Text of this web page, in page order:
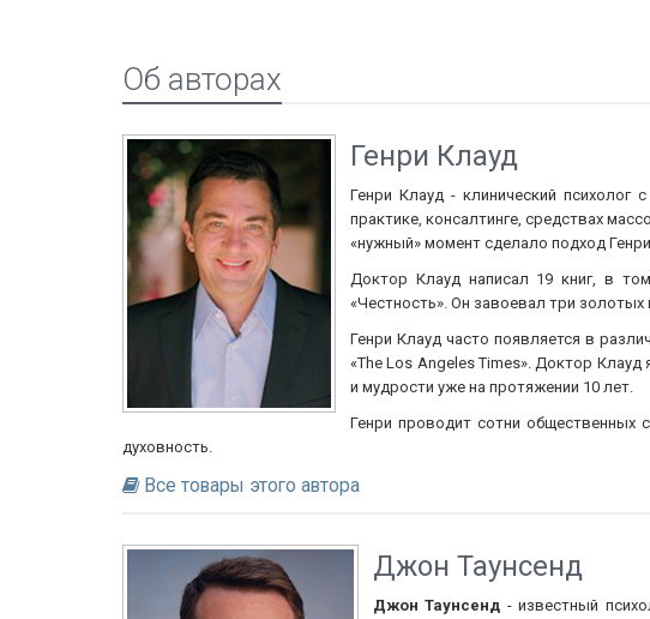
Об авторах
Генри Клауд
Генри Клауд - клинический
практике, консалтинге, средствах
«нужный» момент сделало подход
Доктор Клауд написал 19 книг, в
«Честность». Он завоевал три золотых
Генри Клауд часто появляется в
«The Los Angeles Times». Доктор
и мудрости уже на протяжении 10 лет.
Генри проводит сотни общественных
духовность.
Все товары этого автора
Джон Таунсенд
Джон Таунсенд - известный